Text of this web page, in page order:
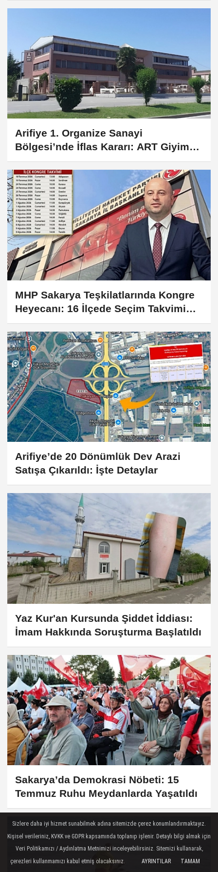
Arifiye 1. Organize Sanayi
Bölgesi’nde İflas Kararı: ART Giyim
İçin Tasfiye Süreci Başladı
MHP Sakarya Teşkilatlarında Kongre
Heyecanı: 16 İlçede Seçim Takvimi
Belli Oldu
Arifiye’de 20 Dönümlük Dev Arazi
Satışa Çıkarıldı: İşte Detaylar
Yaz Kur'an Kursunda Şiddet İddiası:
İmam Hakkında Soruşturma Başlatıldı
Sakarya’da Demokrasi Nöbeti: 15
Temmuz Ruhu Meydanlarda Yaşatıldı
Sizlere daha iyi hizmet sunabilmek adına sitemizde çerez konumlandırmaktayız.
Kişisel verileriniz, KVKK ve GDPR kapsamında toplanıp işlenir. Detaylı bilgi almak için
Veri Politikamızı / Aydınlatma Metnimizi inceleyebilirsiniz. Sitemizi kullanarak,
çerezleri kullanmamızı kabul etmiş olacaksınız.
AYRINTILAR TAMAM